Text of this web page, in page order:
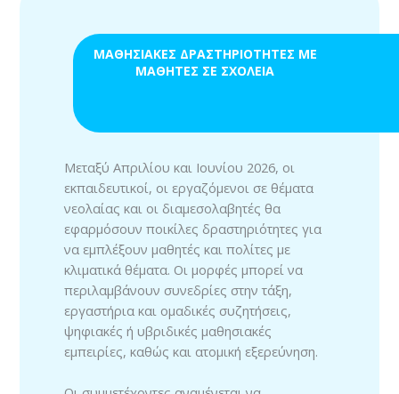
ΜΑΘΗΣΙΑΚΕΣ ΔΡΑΣΤΗΡΙΟΤΗΤΕΣ ΜΕ
ΜΑΘΗΤΕΣ ΣΕ ΣΧΟΛΕΙΑ
Μεταξύ Απριλίου και Ιουνίου 2026, οι
εκπαιδευτικοί, οι εργαζόμενοι σε θέματα
νεολαίας και οι διαμεσολαβητές θα
εφαρμόσουν ποικίλες δραστηριότητες για
να εμπλέξουν μαθητές και πολίτες με
κλιματικά θέματα. Οι μορφές μπορεί να
περιλαμβάνουν συνεδρίες στην τάξη,
εργαστήρια και ομαδικές συζητήσεις,
ψηφιακές ή υβριδικές μαθησιακές
εμπειρίες, καθώς και ατομική εξερεύνηση.